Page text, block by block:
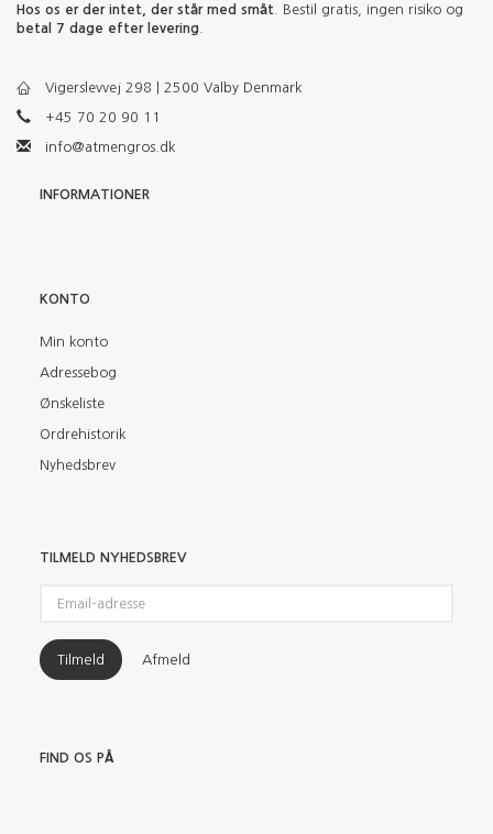
Hos os er der intet, der står med småt . Bestil gratis, ingen risiko og
betal 7 dage efter levering
Vigerslevvej 298 | 2500 Valby Denmark
+45 70 20 90 11
info@atmengros.dk
INFORMATIONER
KONTO
Min konto
Adressebog
Ønskeliste
Ordrehistorik
Nyhedsbrev
TILMELD NYHEDSBREV
adresse
Tilmeld Afmeld
FIND OS PÅ